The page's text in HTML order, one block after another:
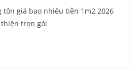
tôn giá bao nhiêu tiền 1m2 2026
trọn gói